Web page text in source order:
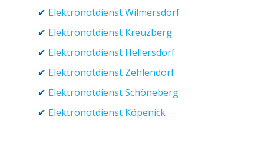
Elektronotdienst Wilmersdorf
Elektronotdienst Kreuzberg
Elektronotdienst Hellersdorf
Elektronotdienst Zehlendorf
Elektronotdienst Schöneberg
Elektronotdienst Köpenick